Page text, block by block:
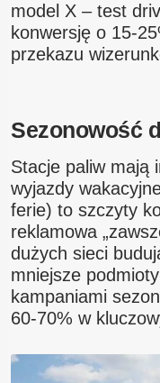
model X – test
konwersję o 15-
przekazu
Sezonowość
Stacje paliw mają
wyjazdy
ferie) to szczyty
reklamowa
dużych sieci
mniejsze
kampaniami
60-70% w